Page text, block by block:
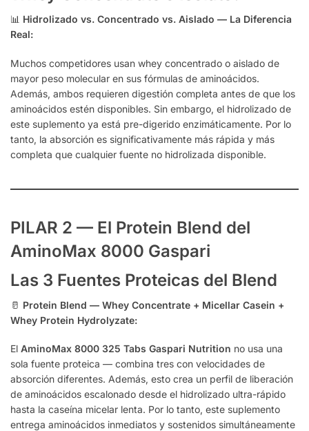
📊 Hidrolizado vs. Concentrado vs. Aislado — La Diferencia
Real:
Muchos competidores usan whey concentrado o aislado de
mayor peso molecular en sus fórmulas de aminoácidos.
Además, ambos requieren digestión completa antes de que los
aminoácidos estén disponibles. Sin embargo, el hidrolizado de
este suplemento ya está pre-digerido enzimáticamente. Por lo
tanto, la absorción es significativamente más rápida y más
completa que cualquier fuente no hidrolizada disponible.
PILAR 2 — El Protein Blend del
AminoMax 8000 Gaspari
Las 3 Fuentes Proteicas del Blend
🥛 Protein Blend — Whey Concentrate + Micellar Casein +
Whey Protein Hydrolyzate:
El AminoMax 8000 325 Tabs Gaspari Nutrition no usa una
sola fuente proteica — combina tres con velocidades de
absorción diferentes. Además, esto crea un perfil de liberación
de aminoácidos escalonado desde el hidrolizado ultra-rápido
hasta la caseína micelar lenta. Por lo tanto, este suplemento
entrega aminoácidos inmediatos y sostenidos simultáneamente